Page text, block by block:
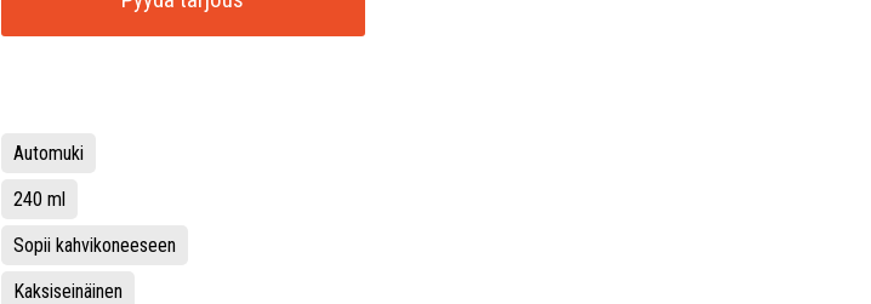
Automuki
240 ml
Sopii kahvikoneeseen
Kaksiseinäinen